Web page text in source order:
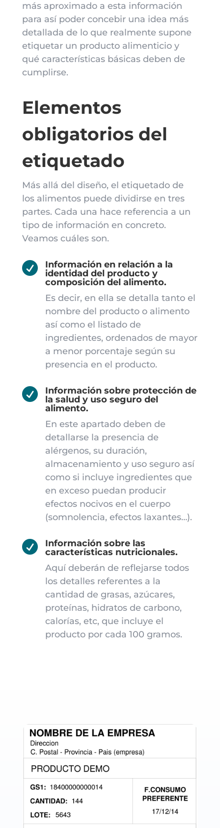
más aproximado a esta información
para así poder concebir una idea más
detallada de lo que realmente supone
etiquetar un producto alimenticio y
qué características básicas deben de
cumplirse.
Elementos
obligatorios del
etiquetado
Más allá del diseño, el etiquetado de
los alimentos puede dividirse en tres
partes. Cada una hace referencia a un
tipo de información en concreto.
Veamos cuáles son.

Información en relación a la
identidad del producto y
composición del alimento.
Es decir, en ella se detalla tanto el
nombre del producto o alimento
así como el listado de
ingredientes, ordenados de mayor
a menor porcentaje según su
presencia en el producto.

Información sobre protección de
la salud y uso seguro del
alimento.
En este apartado deben de
detallarse la presencia de
alérgenos, su duración,
almacenamiento y uso seguro así
como si incluye ingredientes que
en exceso puedan producir
efectos nocivos en el cuerpo
(somnolencia, efectos laxantes…).

Información sobre las
características nutricionales.
Aquí deberán de reflejarse todos
los detalles referentes a la
cantidad de grasas, azúcares,
proteínas, hidratos de carbono,
calorías, etc, que incluye el
producto por cada 100 gramos.